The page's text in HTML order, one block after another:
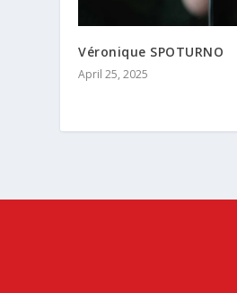
Véronique SPOTURNO
April 25, 2025